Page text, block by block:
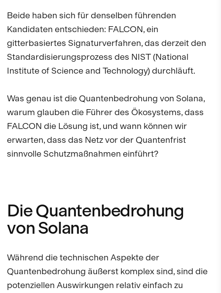
Beide haben sich für denselben führenden
Kandidaten entschieden: FALCON, ein
gitterbasiertes Signaturverfahren, das derzeit den
Standardisierungsprozess des NIST (National
Institute of Science and Technology) durchläuft.
Was genau ist die Quantenbedrohung von Solana,
warum glauben die Führer des Ökosystems, dass
FALCON die Lösung ist, und wann können wir
erwarten, dass das Netz vor der Quantenfrist
sinnvolle Schutzmaßnahmen einführt?
Die Quantenbedrohung
von Solana
Während die technischen Aspekte der
Quantenbedrohung äußerst komplex sind, sind die
potenziellen Auswirkungen relativ einfach zu